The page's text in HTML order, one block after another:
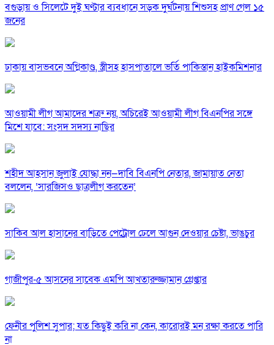
বগুড়ায় ও সিলেটে দুই ঘণ্টার ব্যবধানে সড়ক দুর্ঘটনায় শিশুসহ প্রাণ গেল ১৫
জনের
ঢাকায় বাসভবনে অগ্নিকাণ্ড, স্ত্রীসহ হাসপাতালে ভর্তি পাকিস্তান হাইকমিশনার
আওয়ামী লীগ আমাদের শত্রু নয়, অচিরেই আওয়ামী লীগ বিএনপির সঙ্গে
মিশে যাবে: সংসদ সদস্য নাছির
শহীদ আহসান জুলাই যোদ্ধা নন—দাবি বিএনপি নেতার, জামায়াত নেতা
বললেন, ‘সারজিসও ছাত্রলীগ করতেন’
সাকিব আল হাসানের বাড়িতে পেট্রোল ঢেলে আগুন দেওয়ার চেষ্টা, ভাঙচুর
গাজীপুর-৫ আসনের সাবেক এমপি আখতারুজ্জামান গ্রেপ্তার
ফেনীর পুলিশ সুপার; যত কিছুই করি না কেন, কারোরই মন রক্ষা করতে পারি
না